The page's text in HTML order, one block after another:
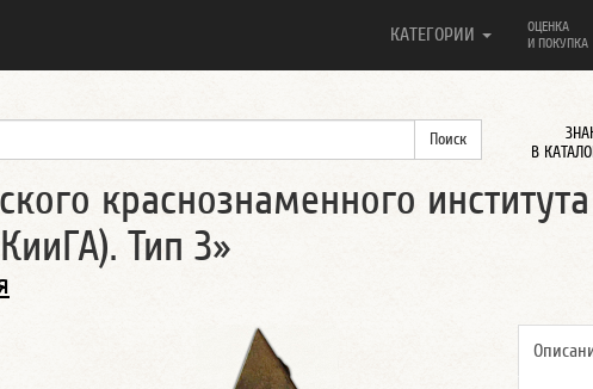
КАТЕГОРИИ
ОЦЕНКА
И ПОКУПКА
В
краснознаменного
Тип 3»